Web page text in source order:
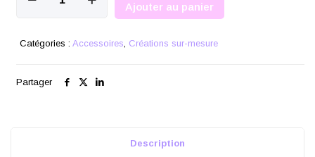
voyage
Ajouter au panier
Catégories :Accessoires, Créations sur-mesure
Partager
Description